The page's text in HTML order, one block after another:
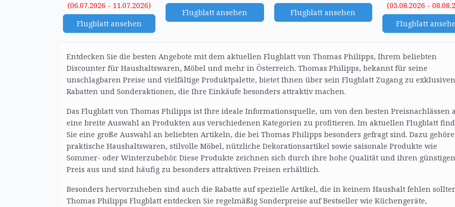
(06.07.2026 - 11.07.2026)
Flugblatt ansehen
Flugblatt ansehen
Flugblatt ansehen
(03.08.2026 -
Flugblatt
Entdecken Sie die besten Angebote mit dem aktuellen Flugblatt von Thomas Philipps, Ihrem beliebten
Discounter für Haushaltswaren, Möbel und mehr in Österreich. Thomas Philipps, bekannt für seine
unschlagbaren Preise und vielfältige Produktpalette, bietet Ihnen über sein Flugblatt Zugang zu exklusiven
Rabatten und Sonderaktionen, die Ihre Einkäufe besonders attraktiv machen.
Das Flugblatt von Thomas Philipps ist Ihre ideale Informationsquelle, um von den besten Preisnachlässen
eine breite Auswahl an Produkten aus verschiedenen Kategorien zu profitieren. Im aktuellen Flugblatt
Sie eine große Auswahl an beliebten Artikeln, die bei Thomas Philipps besonders gefragt sind. Dazu
praktische Haushaltswaren, stilvolle Möbel, nützliche Dekorationsartikel sowie saisonale Produkte wie
Sommer- oder Winterzubehör. Diese Produkte zeichnen sich durch ihre hohe Qualität und ihren günstigen
Preis aus und sind häufig zu besonders attraktiven Preisen erhältlich.
Besonders hervorzuheben sind auch die Rabatte auf spezielle Artikel, die in keinem Haushalt fehlen
Thomas Philipps Flugblatt entdecken Sie regelmäßig Sonderpreise auf Bestseller wie Küchengeräte,